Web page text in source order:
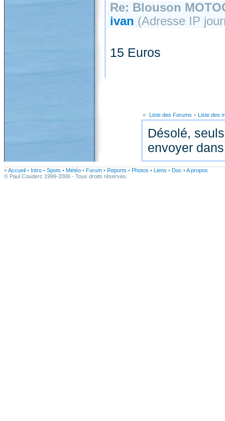
Re: Blouson
ivan (Adresse IP
15 Euros
» Liste des Forums • Liste des
Désolé,
envoyer
»Accueil • Intro • Spots • Météo • Forum • Reports • Photos • Liens • Doc •A propos
© Paul Couderc 1999-2006 - Tous droits réservés.